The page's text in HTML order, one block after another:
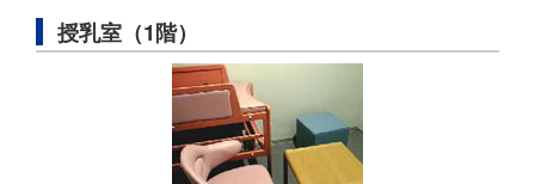
授乳室（1階）